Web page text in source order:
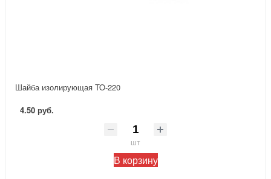
Шайба изолирующая TO-220
4.50 руб.
шт
В корзину